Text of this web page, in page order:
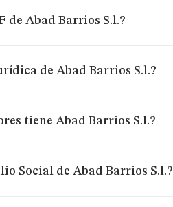
de Abad Barrios S.l.?
de Abad Barrios S.l.?
tiene Abad Barrios S.l.?
Social de Abad Barrios S.l.?